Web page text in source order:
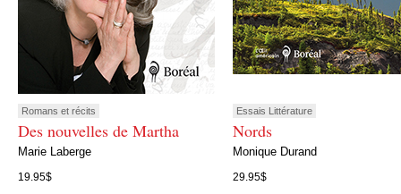
Romans et récits
Des nouvelles de Martha
Marie Laberge
19.95$
Essais Littérature
Nords
Monique Durand
29.95$